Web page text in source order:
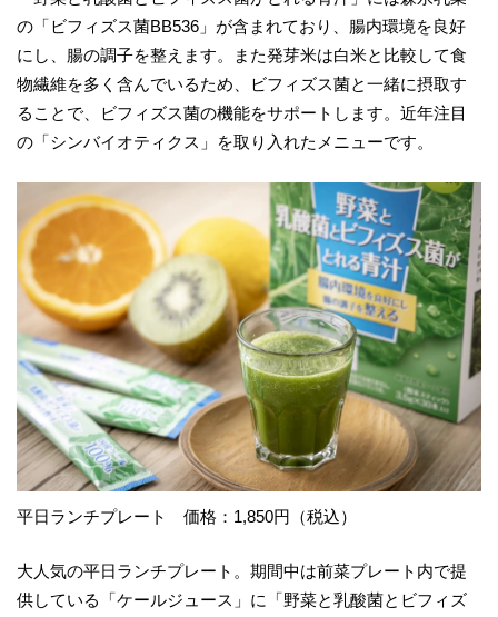
の「ビフィズス菌BB536」が含まれており、腸内環境を良好
にし、腸の調子を整えます。また発芽米は白米と比較して食
物繊維を多く含んでいるため、ビフィズス菌と一緒に摂取す
ることで、ビフィズス菌の機能をサポートします。近年注目
の「シンバイオティクス」を取り入れたメニューです。
平日ランチプレート 価格：1,850円（税込）
大人気の平日ランチプレート。期間中は前菜プレート内で提
供している「ケールジュース」に「野菜と乳酸菌とビフィズ